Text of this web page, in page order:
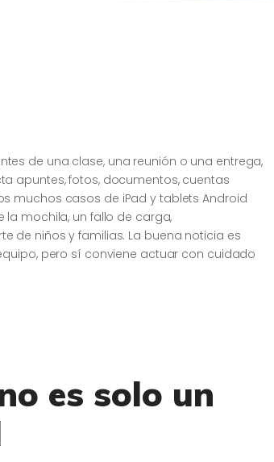
de una clase, una reunión o una entrega,
apuntes, fotos, documentos, cuentas
muchos casos de iPad y tablets Android
mochila, un fallo de carga,
de niños y familias. La buena noticia es
pero sí conviene actuar con cuidado
es solo un